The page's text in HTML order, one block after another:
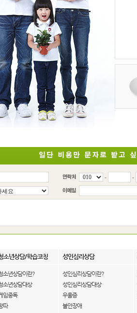
-
-
소년상담/학습코칭 성인심리상담
소년상담이란?
소년상담대상
임중독
따
성인심리상담이란?
성인심리상담대상
우울증
불안장애